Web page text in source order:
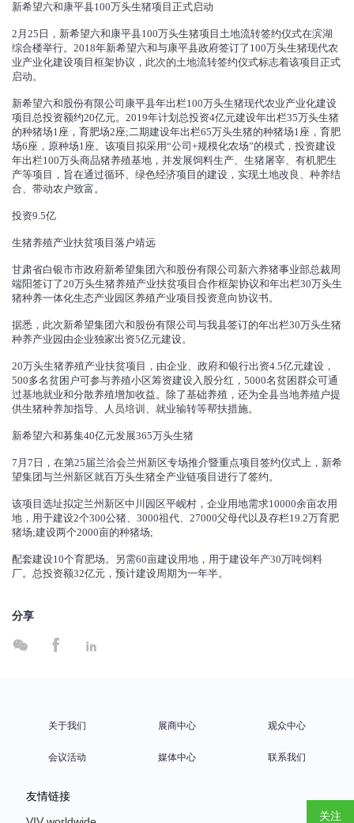
关注
新希望六和康平县100万头生猪项目正式启动
2月25日，新希望六和康平县100万头生猪项目土地流转签约仪式在滨湖
综合楼举行。2018年新希望六和与康平县政府签订了100万头生猪现代农
业产业化建设项目框架协议，此次的土地流转签约仪式标志着该项目正式
启动。
新希望六和股份有限公司康平县年出栏100万头生猪现代农业产业化建设
项目总投资额约20亿元。2019年计划总投资4亿元建设年出栏35万头生猪
的种猪场1座，育肥场2座;二期建设年出栏65万头生猪的种猪场1座，育肥
场6座，原种场1座。该项目拟采用“公司+规模化农场”的模式，投资建设
年出栏100万头商品猪养殖基地，并发展饲料生产、生猪屠宰、有机肥生
产等项目，旨在通过循环、绿色经济项目的建设，实现土地改良、种养结
合、带动农户致富。
投资9.5亿
生猪养殖产业扶贫项目落户靖远
甘肃省白银市市政府新希望集团六和股份有限公司新六养猪事业部总裁周
端阳签订了20万头生猪养殖产业扶贫项目合作框架协议和年出栏30万头生
猪种养一体化生态产业园区养殖产业项目投资意向协议书。
据悉，此次新希望集团六和股份有限公司与我县签订的年出栏30万头生猪
种养产业园由企业独家出资5亿元建设。
20万头生猪养殖产业扶贫项目，由企业、政府和银行出资4.5亿元建设，
500多名贫困户可参与养殖小区筹资建设入股分红，5000名贫困群众可通
过基地就业和分散养殖增加收益。除了基础养殖，还为全县当地养殖户提
供生猪种养加指导、人员培训、就业输转等帮扶措施。
新希望六和募集40亿元发展365万头生猪
7月7日，在第25届兰洽会兰州新区专场推介暨重点项目签约仪式上，新希
望集团与兰州新区就百万头生猪全产业链项目进行了签约。
该项目选址拟定兰州新区中川园区平岘村，企业用地需求10000余亩农用
地，用于建设2个300公猪、3000祖代、27000父母代以及存栏19.2万育肥
猪场;建设两个2000亩的种猪场;
配套建设10个育肥场。另需60亩建设用地，用于建设年产30万吨饲料
厂。总投资额32亿元，预计建设周期为一年半。
分享
  
关于我们 展商中心 观众中心
会议活动 媒体中心 联系我们
友情链接